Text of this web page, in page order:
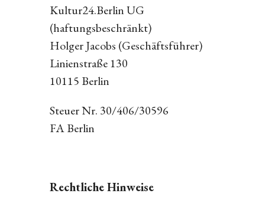
Kultur24.Berlin UG
(haftungsbeschränkt)
Holger Jacobs (Geschäftsführer)
Linienstraße 130
10115 Berlin
Steuer Nr. 30/406/30596
FA Berlin
Rechtliche Hinweise